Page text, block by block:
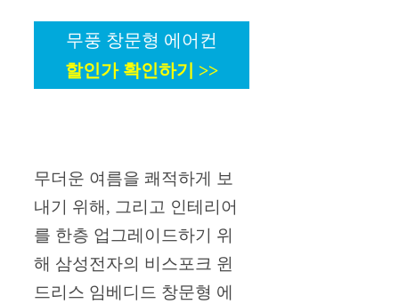
무풍 창문형 에어컨
할인가 확인하기 >>
무더운 여름을 쾌적하게 보
내기 위해, 그리고 인테리어
를 한층 업그레이드하기 위
해 삼성전자의 비스포크 윈
드리스 임베디드 창문형 에